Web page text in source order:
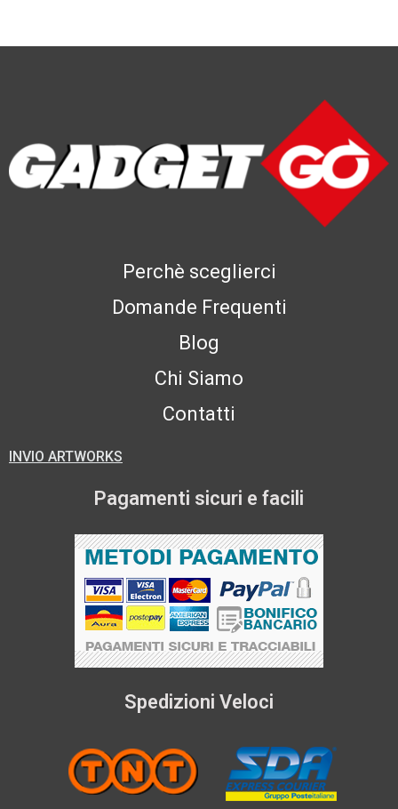
Perchè sceglierci
Domande Frequenti
Blog
Chi Siamo
Contatti
INVIO ARTWORKS
Pagamenti sicuri e facili
Spedizioni Veloci